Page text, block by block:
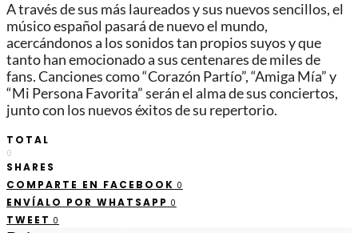
A través de sus más laureados y sus nuevos sencillos, el
músico español pasará de nuevo el mundo,
acercándonos a los sonidos tan propios suyos y que
tanto han emocionado a sus centenares de miles de
fans. Canciones como “Corazón Partío”, “Amiga Mía” y
“Mi Persona Favorita” serán el alma de sus conciertos,
junto con los nuevos éxitos de su repertorio.
TOTAL
0
SHARES
COMPARTE EN FACEBOOK 0
ENVÍALO POR WHATSAPP 0
TWEET 0